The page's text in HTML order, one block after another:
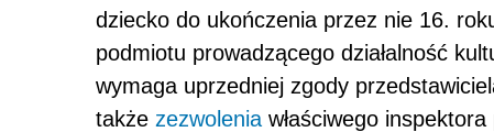
dziecko do ukończenia przez nie 16.
podmiotu prowadzącego działalność
wymaga uprzedniej zgody
także zezwolenia właściwego